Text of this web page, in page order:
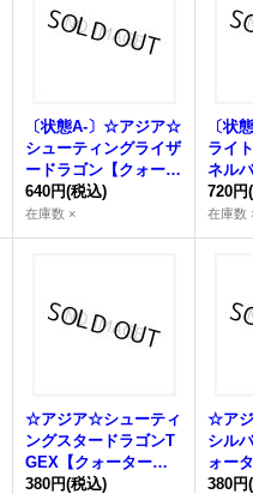
〔状態A-〕☆アジア☆
シューティングライザ
ードラゴン【クォータ
ーセンチュリーシーク
レット】{アジアQCC
U-JP054}《シンク
640円(税込)
在庫数 ×
〔状
ライ
ネル
ンチ
ト】{
043}
720円
在庫数
☆アジア☆シューティ
ングスタードラゴンT
GEX【クォーターセ
ンチュリーシークレッ
380円(税込)
☆ア
シル
ォー
シー
380円